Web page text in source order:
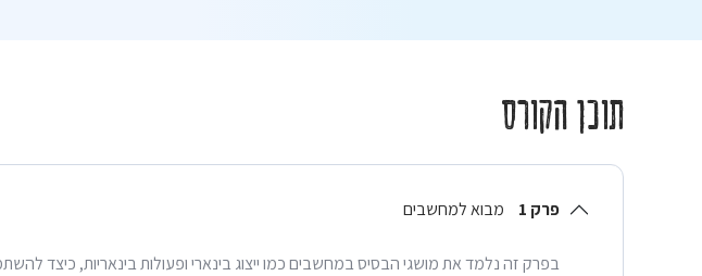
תוכן הקורס
פרק 1 מבוא למחשבים
בפרק זה נלמד את מושגי הבסיס במחשבים כמו ייצוג בינארי ופעולות בינאריות, כיצד